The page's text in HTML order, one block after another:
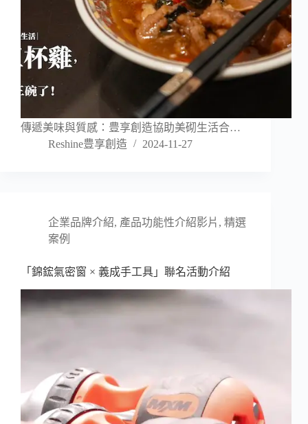
傳遞美味與質感：豊享創造協助美砌生活合…
Reshine豊享創造
2024-11-27
企業品牌介紹, 產品功能性介紹影片 , 精選
案例
「錦鋐氣密窗 × 義成手工具」聯名活動介紹